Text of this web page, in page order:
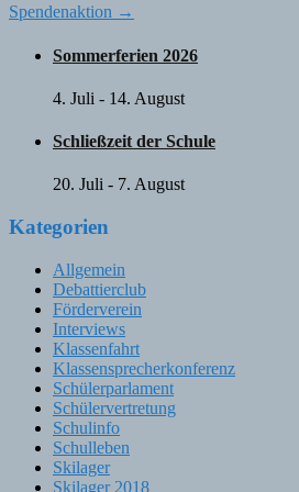
navigation
Spendenaktion →
Sommerferien 2026
4. Juli - 14. August
Schließzeit der Schule
20. Juli - 7. August
Kategorien
Allgemein
Debattierclub
Förderverein
Interviews
Klassenfahrt
Klassensprecherkonferenz
Schülerparlament
Schülervertretung
Schulinfo
Schulleben
Skilager
Skilager 2018